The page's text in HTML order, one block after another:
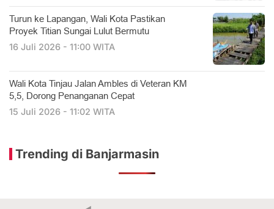
Turun ke Lapangan, Wali Kota Pastikan
Proyek Titian Sungai Lulut Bermutu
16 Juli 2026 - 11:00 WITA
​Wali Kota Tinjau Jalan Ambles di Veteran KM
5,5, Dorong Penanganan Cepat
15 Juli 2026 - 11:02 WITA
Trending di Banjarmasin